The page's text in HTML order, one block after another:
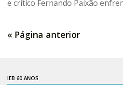
e crítico Fernando Paixão
« Página anterior
IEB 60 ANOS